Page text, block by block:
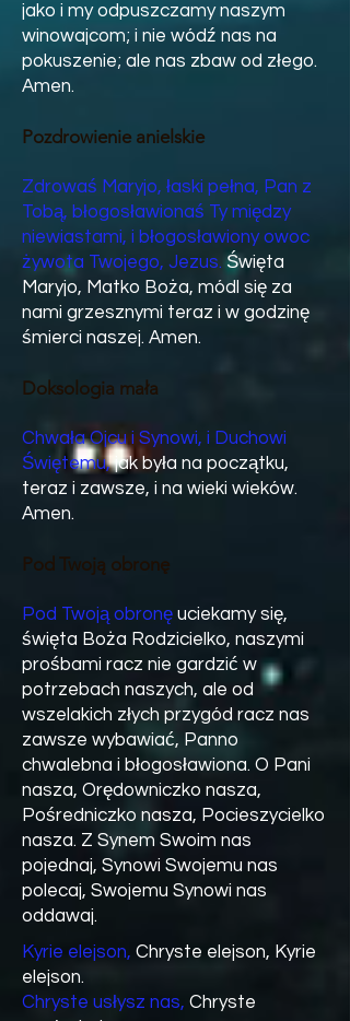
jako i my odpuszczamy naszym
winowajcom; i nie wódź nas na
pokuszenie; ale nas zbaw od złego.
Amen.
Pozdrowienie anielskie
Zdrowaś Maryjo, łaski pełna, Pan z
Tobą, błogosławionaś Ty między
niewiastami, i błogosławiony owoc
żywota Twojego, Jezus. Święta
Maryjo, Matko Boża, módl się za
nami grzesznymi teraz i w godzinę
śmierci naszej. Amen.
Doksologia mała
Chwała Ojcu i Synowi, i Duchowi
Świętemu, jak była na początku,
teraz i zawsze, i na wieki wieków.
Amen.
Pod Twoją obronę
Pod Twoją obronę uciekamy się,
święta Boża Rodzicielko, naszymi
prośbami racz nie gardzić w
potrzebach naszych, ale od
wszelakich złych przygód racz nas
zawsze wybawiać, Panno
chwalebna i błogosławiona. O Pani
nasza, Orędowniczko nasza,
Pośredniczko nasza, Pocieszycielko
nasza. Z Synem Swoim nas
pojednaj, Synowi Swojemu nas
polecaj, Swojemu Synowi nas
oddawaj.
Kyrie elejson, Chryste elejson, Kyrie
elejson.
Chryste usłysz nas, Chryste